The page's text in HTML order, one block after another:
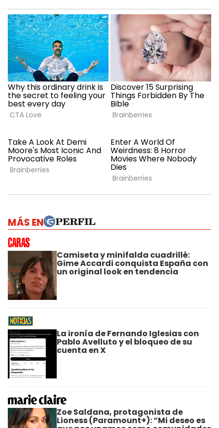
MÁS EN
Camiseta y minifalda cuadrillé:
Gime Accardi conquista España con
un original look en tendencia
La ironía de Fernando Iglesias con
Pablo Avelluto y el bloqueo de su
cuenta en X
Zoe Saldana, protagonista de
Lioness (Paramount+): “Mi deseo es